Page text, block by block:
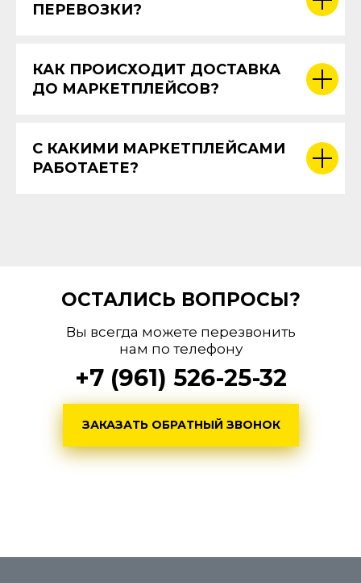
ПЕРЕВОЗКИ?
КАК ПРОИСХОДИТ ДОСТАВКА
ДО МАРКЕТПЛЕЙСОВ?
С КАКИМИ МАРКЕТПЛЕЙСАМИ
РАБОТАЕТЕ?
ОСТАЛИСЬ ВОПРОСЫ?
ЗАКАЗАТЬ ОБРАТНЫЙ ЗВОНОК
Вы всегда можете перезвонить
нам по телефону
+7 (961) 526-25-32